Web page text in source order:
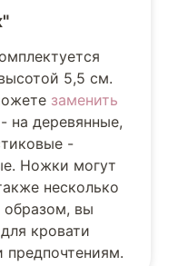
5,5 см.
заменить
на деревянные,
-
Ножки могут
несколько
образом, вы
кровати
предпочтениям.